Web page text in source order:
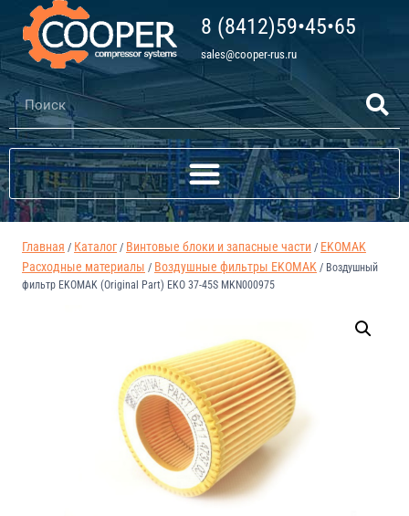
8 (8412)59•45•65
sales@cooper-rus.ru
Главная / Каталог / Винтовые блоки и запасные части / EKOMAK
Расходные материалы / Воздушные фильтры EKOMAK / Воздушный
фильтр EKOMAK (Original Part) EKO 37-45S MKN000975